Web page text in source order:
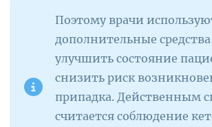
Поэтому врачи
дополнительные
улучшить состояние
снизить риск
припадка. Действенным
считается соблюдение